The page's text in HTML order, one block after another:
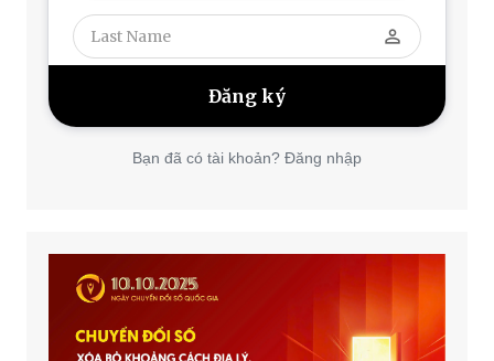
perm_identity
Bạn đã có tài khoản? Đăng nhập